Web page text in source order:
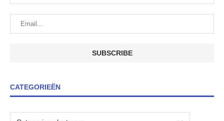
CATEGORIEËN